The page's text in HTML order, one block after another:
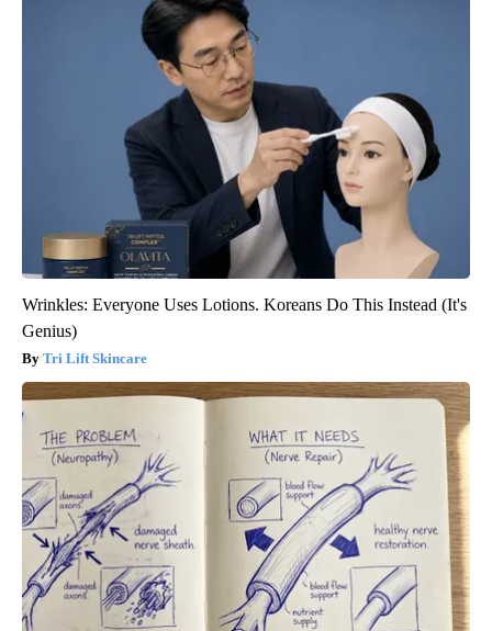
Wrinkles: Everyone Uses Lotions. Koreans Do This Instead (It's
Genius)
Tri Lift Skincare